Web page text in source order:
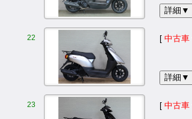
詳細▼
22 [ 中古車
詳細▼
23 [ 中古車